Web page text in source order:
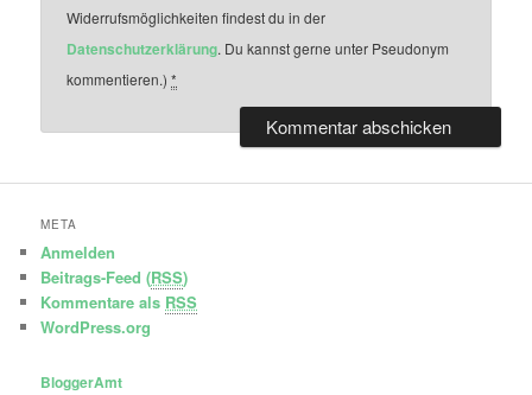
Widerrufsmöglichkeiten findest du in der
Datenschutzerklärung. Du kannst gerne unter Pseudonym
kommentieren.)*
META
Anmelden
Beitrags-Feed (RSS)
Kommentare als RSS
WordPress.org
BloggerAmt